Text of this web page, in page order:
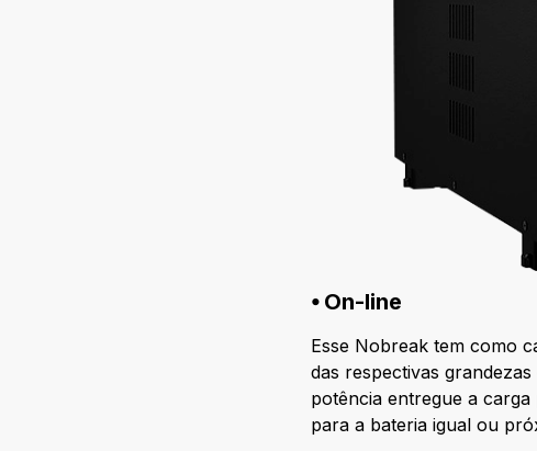
⦁ On-line
Esse Nobreak tem como
das respectivas
potência entregue a
para a bateria igual ou